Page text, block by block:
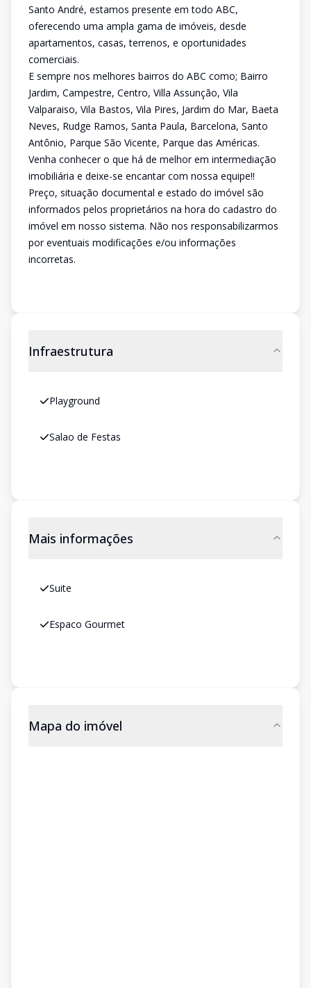
Santo André, estamos presente em todo ABC,
oferecendo uma ampla gama de imóveis, desde
apartamentos, casas, terrenos, e oportunidades
comerciais.
E sempre nos melhores bairros do ABC como; Bairro
Jardim, Campestre, Centro, Villa Assunção, Vila
Valparaiso, Vila Bastos, Vila Pires, Jardim do Mar, Baeta
Neves, Rudge Ramos, Santa Paula, Barcelona, Santo
Antônio, Parque São Vicente, Parque das Américas.
Venha conhecer o que há de melhor em intermediação
imobiliária e deixe-se encantar com nossa equipe!!
Preço, situação documental e estado do imóvel são
informados pelos proprietários na hora do cadastro do
imóvel em nosso sistema. Não nos responsabilizarmos
por eventuais modificações e/ou informações
incorretas.
Infraestrutura
Playground
Salao de Festas
Mais informações
Suite
Espaco Gourmet
Mapa do imóvel